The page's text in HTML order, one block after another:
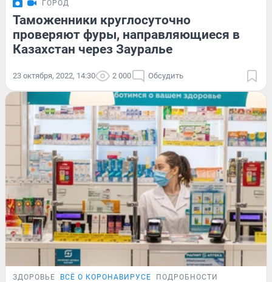
ГОРОД
Таможенники круглосуточно
проверяют фуры, направляющиеся в
Казахстан через Зауралье
23 октября, 2022, 14:30 2 000 Обсудить
ЗДОРОВЬЕ ВСЁ О КОРОНАВИРУСЕ ПОДРОБНОСТИ